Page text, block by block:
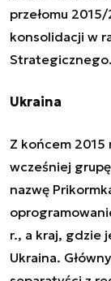
przełomu
konsolidacji w
Strategicznego.
Ukraina
Z końcem 2015
wcześniej
nazwę
r., a kraj, gdzie
Ukraina.